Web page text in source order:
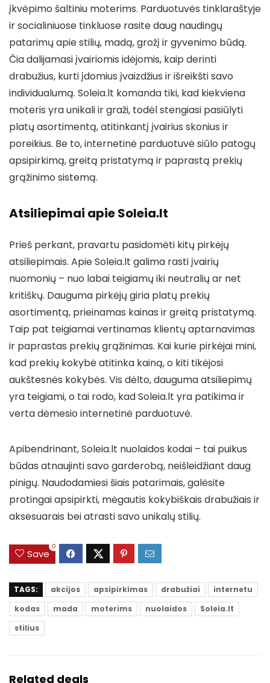
įkvėpimo šaltiniu moterims. Parduotuvės tinklaraštyje
ir socialiniuose tinkluose rasite daug naudingų
patarimų apie stilių, madą, grožį ir gyvenimo būdą.
Čia dalijamasi įvairiomis idėjomis, kaip derinti
drabužius, kurti įdomius įvaizdžius ir išreikšti savo
individualumą. Soleia.lt komanda tiki, kad kiekviena
moteris yra unikali ir graži, todėl stengiasi pasiūlyti
platų asortimentą, atitinkantį įvairius skonius ir
poreikius. Be to, internetinė parduotuvė siūlo patogų
apsipirkimą, greitą pristatymą ir paprastą prekių
grąžinimo sistemą.
Atsiliepimai apie Soleia.lt
Prieš perkant, pravartu pasidomėti kitų pirkėjų
atsiliepimais. Apie Soleia.lt galima rasti įvairių
nuomonių – nuo labai teigiamų iki neutralių ar net
kritiškų. Dauguma pirkėjų giria platų prekių
asortimentą, prieinamas kainas ir greitą pristatymą.
Taip pat teigiamai vertinamas klientų aptarnavimas
ir paprastas prekių grąžinimas. Kai kurie pirkėjai mini,
kad prekių kokybė atitinka kainą, o kiti tikėjosi
aukštesnės kokybės. Vis dėlto, dauguma atsiliepimų
yra teigiami, o tai rodo, kad Soleia.lt yra patikima ir
verta dėmesio internetinė parduotuvė.
Apibendrinant, Soleia.lt nuolaidos kodai – tai puikus
būdas atnaujinti savo garderobą, neišleidžiant daug
pinigų. Naudodamiesi šiais patarimais, galėsite
protingai apsipirkti, mėgautis kokybiškais drabužiais ir
aksesuarais bei atrasti savo unikalų stilių.
Save
0
TAGS: akcijos apsipirkimas drabužiai
internetu
kodas
mada moterims nuolaidos
Soleia.lt
stilius
Related deals